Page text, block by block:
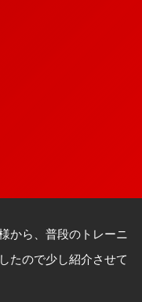
から、普段のトレーニ
たので少し紹介させて